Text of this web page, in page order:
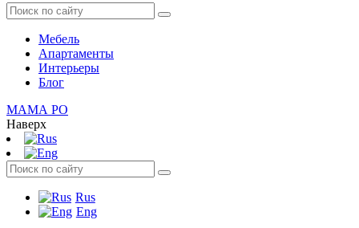
Мебель
Апартаменты
Интерьеры
Блог
МАМА РО
Наверх
Rus
Eng